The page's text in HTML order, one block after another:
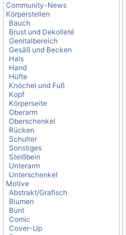
Community-News
Körperstellen
Bauch
Brust und Dekolleté
Genitalbereich
Gesäß und Becken
Hals
Hand
Hüfte
Knöchel und Fuß
Kopf
Körperseite
Oberarm
Oberschenkel
Rücken
Schulter
Sonstiges
Steißbein
Unterarm
Unterschenkel
Motive
Abstrakt/Grafisch
Blumen
Bunt
Comic
Cover-Up